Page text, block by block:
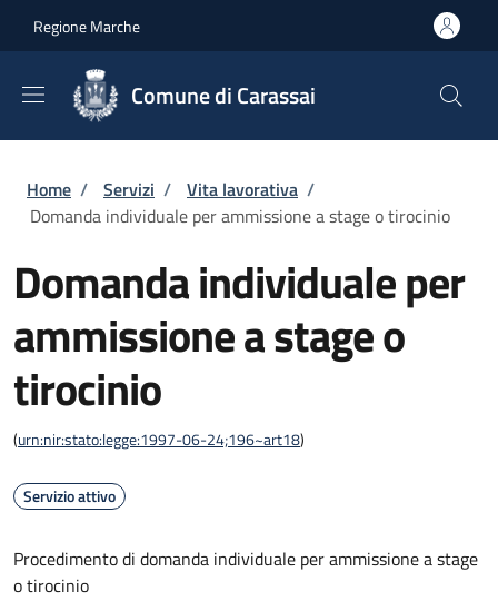
Regione Marche
Comune di Carassai
Briciole di pane
Home / Servizi / Vita lavorativa /
Domanda individuale per ammissione a stage o tirocinio
Domanda individuale per
ammissione a stage o
tirocinio
(urn:nir:stato:legge:1997-06-24;196~art18)
Servizio attivo
Procedimento di domanda individuale per ammissione a stage
o tirocinio